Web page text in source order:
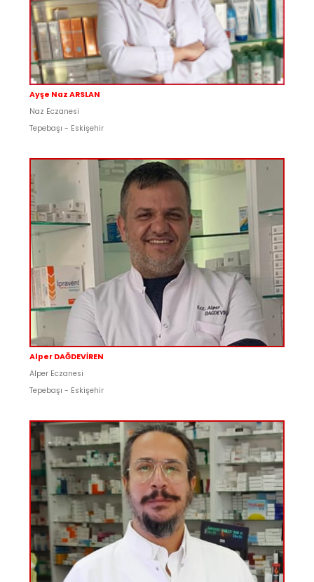
Ayşe Naz ARSLAN
Naz Eczanesi
Tepebaşı - Eskişehir
Alper DAĞDEVİREN
Alper Eczanesi
Tepebaşı - Eskişehir